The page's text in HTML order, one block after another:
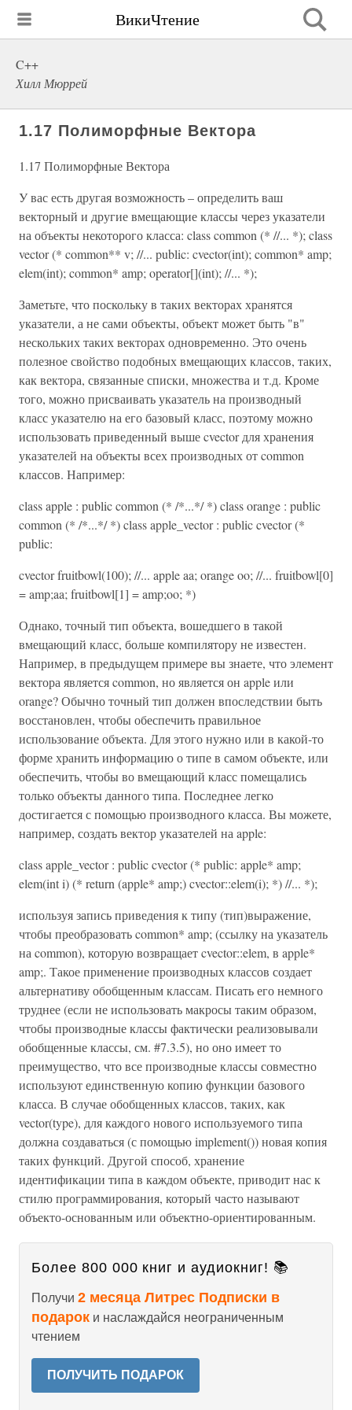
ВикиЧтение
C++
Хилл Мюррей
1.17 Полиморфные Вектора
1.17 Полиморфные Вектора
У вас есть другая возможность – определить ваш
векторный и другие вмещающие классы через указатели
на объекты некоторого класса: class common (* //... *); class
vector (* common** v; //... public: cvector(int); common* amp;
elem(int); common* amp; operator[](int); //... *);
Заметьте, что поскольку в таких векторах хранятся
указатели, а не сами объекты, объект может быть "в"
нескольких таких векторах одновременно. Это очень
полезное свойство подобных вмещающих классов, таких,
как вектора, связанные списки, множества и т.д. Кроме
того, можно присваивать указатель на производный
класс указателю на его базовый класс, поэтому можно
использовать приведенный выше cvector для хранения
указателей на объекты всех производных от common
классов. Например:
class apple : public common (* /*...*/ *) class orange : public
common (* /*...*/ *) class apple_vector : public cvector (*
public:
cvector fruitbowl(100); //... apple aa; orange oo; //... fruitbowl[0]
= amp;aa; fruitbowl[1] = amp;oo; *)
Однако, точный тип объекта, вошедшего в такой
вмещающий класс, больше компилятору не известен.
Например, в предыдущем примере вы знаете, что элемент
вектора является common, но является он apple или
orange? Обычно точный тип должен впоследствии быть
восстановлен, чтобы обеспечить правильное
использование объекта. Для этого нужно или в какой-то
форме хранить информацию о типе в самом объекте, или
обеспечить, чтобы во вмещающий класс помещались
только объекты данного типа. Последнее легко
достигается с помощью производного класса. Вы можете,
например, создать вектор указателей на apple:
class apple_vector : public cvector (* public: apple* amp;
elem(int i) (* return (apple* amp;) cvector::elem(i); *) //... *);
используя запись приведения к типу (тип)выражение,
чтобы преобразовать common* amp; (ссылку на указатель
на common), которую возвращает cvector::elem, в apple*
amp;. Такое применение производных классов создает
альтернативу обобщенным классам. Писать его немного
труднее (если не использовать макросы таким образом,
чтобы производные классы фактически реализовывали
обобщенные классы, см. #7.3.5), но оно имеет то
преимущество, что все производные классы совместно
используют единственную копию функции базового
класса. В случае обобщенных классов, таких, как
vector(type), для каждого нового используемого типа
должна создаваться (с помощью implement()) новая копия
таких функций. Другой способ, хранение
идентификации типа в каждом объекте, приводит нас к
стилю программирования, который часто называют
объекто-основанным или объектно-ориентированным.
Более 800 000 книг и аудиокниг! 📚
Получи 2 месяца Литрес Подписки в
подарок и наслаждайся неограниченным
чтением
ПОЛУЧИТЬ ПОДАРОК